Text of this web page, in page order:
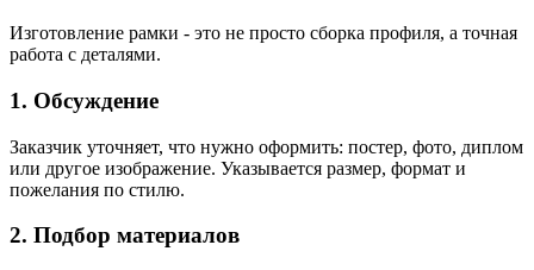
Изготовление рамки - это не просто сборка профиля, а точная
работа с деталями.
1. Обсуждение
Заказчик уточняет, что нужно оформить: постер, фото, диплом
или другое изображение. Указывается размер, формат и
пожелания по стилю.
2. Подбор материалов